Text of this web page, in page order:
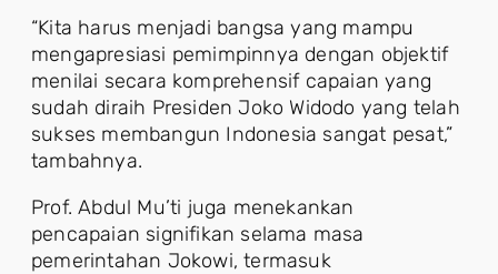
“Kita harus menjadi bangsa yang mampu
mengapresiasi pemimpinnya dengan objektif
menilai secara komprehensif capaian yang
sudah diraih Presiden Joko Widodo yang telah
sukses membangun Indonesia sangat pesat,”
tambahnya.
Prof. Abdul Mu’ti juga menekankan
pencapaian signifikan selama masa
pemerintahan Jokowi, termasuk